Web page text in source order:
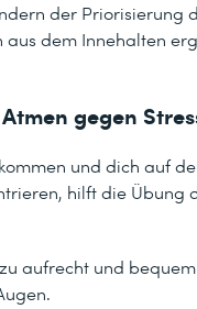
der Priorisierung
aus dem Innehalten
gegen
und dich auf
hilft die Übung
aufrecht und